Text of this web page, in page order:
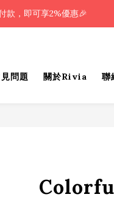
款，即可享2%優惠🎉
款，即可享2%優惠🎉
問題 關於Rivia 聯